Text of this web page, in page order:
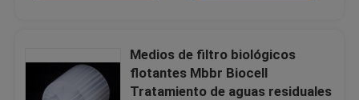
Medios de filtro biológicos
flotantes Mbbr Biocell
Tratamiento de aguas residuales